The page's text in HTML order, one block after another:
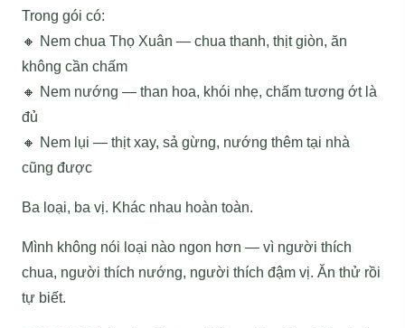
Trong gói có:
🔸 Nem chua Thọ Xuân — chua thanh, thịt giòn, ăn
không cần chấm
🔸 Nem nướng — than hoa, khói nhẹ, chấm tương ớt là
đủ
🔸 Nem lụi — thịt xay, sả gừng, nướng thêm tại nhà
cũng được
Ba loại, ba vị. Khác nhau hoàn toàn.
Mình không nói loại nào ngon hơn — vì người thích
chua, người thích nướng, người thích đậm vị. Ăn thử rồi
tự biết.